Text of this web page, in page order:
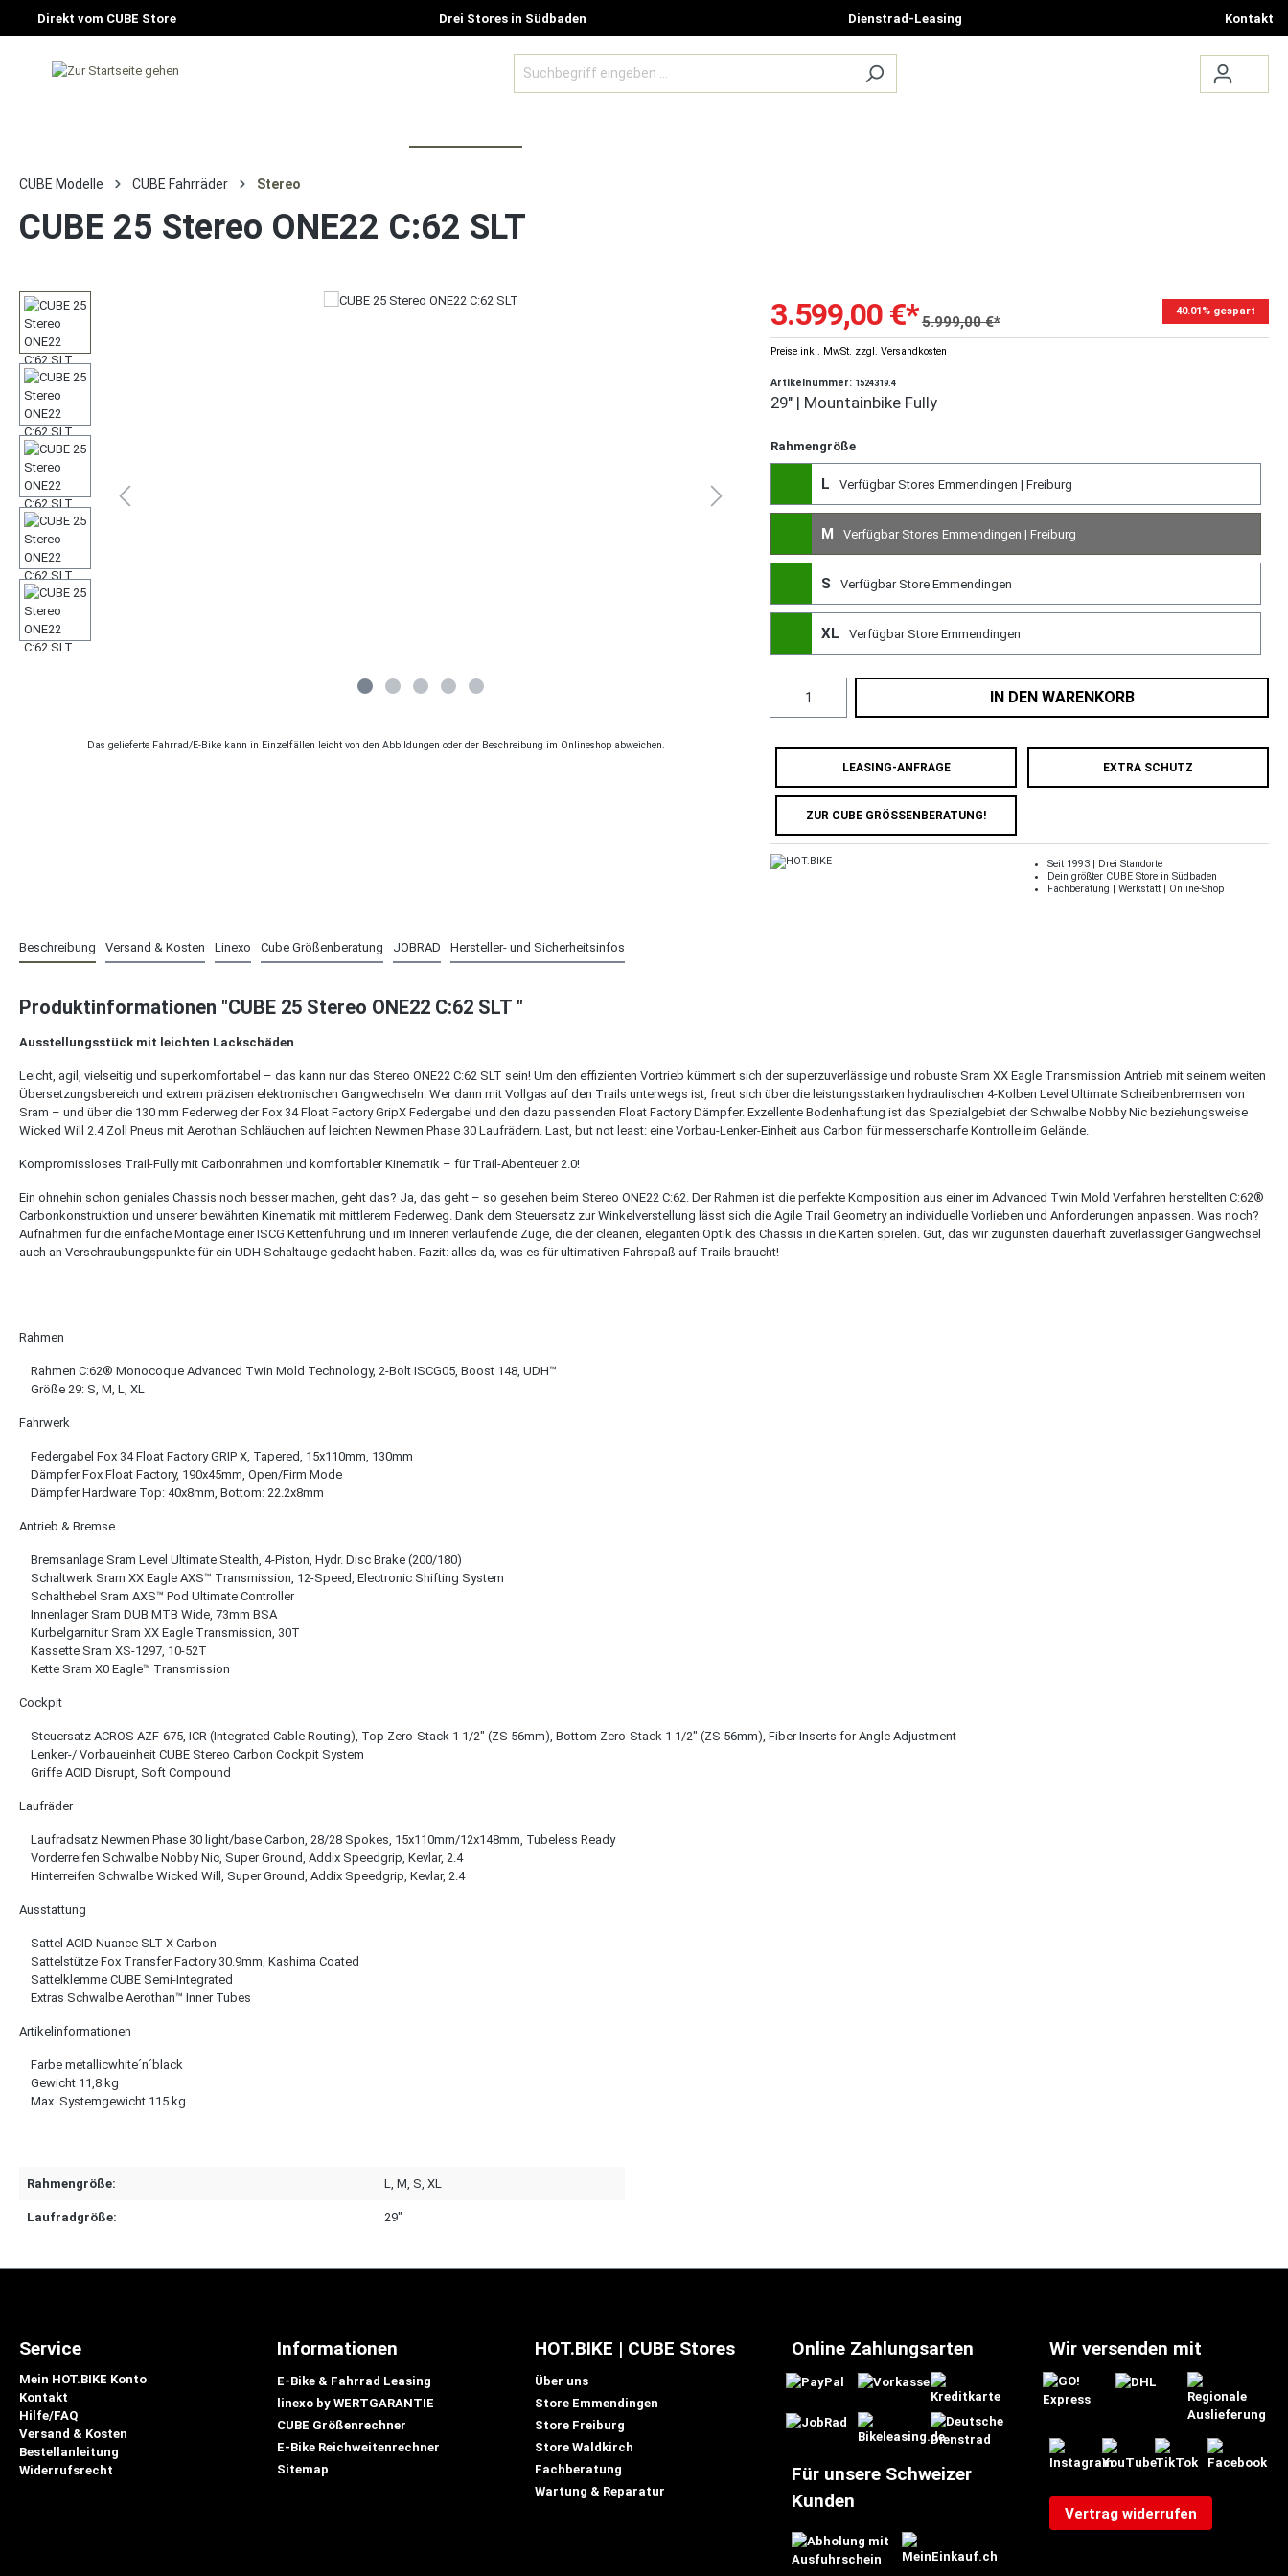
Direkt vom CUBE Store Drei Stores in Südbaden Dienstrad-Leasing Kontakt
CUBE Modelle CUBE Fahrräder Stereo
CUBE 25 Stereo ONE22 C:62 SLT
Das gelieferte Fahrrad/E-Bike kann in Einzelfällen leicht von den Abbildungen oder der Beschreibung im Onlineshop abweichen.
3.599,00 €*5.999,00 €*
40.01% gespart
Preise inkl. MwSt. zzgl. Versandkosten
Artikelnummer: 1524319.4
29" | Mountainbike Fully
Rahmengröße
L Verfügbar Stores Emmendingen | Freiburg
M Verfügbar Stores Emmendingen | Freiburg
S Verfügbar Store Emmendingen
XL Verfügbar Store Emmendingen
IN DEN WARENKORB
LEASING-ANFRAGE EXTRA SCHUTZ
ZUR CUBE GRÖSSENBERATUNG!
Seit 1993 | Drei Standorte
Dein größter CUBE Store in Südbaden
Fachberatung | Werkstatt | Online-Shop
Beschreibung Versand & Kosten Linexo Cube Größenberatung JOBRAD Hersteller- und Sicherheitsinfos
Produktinformationen "CUBE 25 Stereo ONE22 C:62 SLT "
Ausstellungsstück mit leichten Lackschäden
Leicht, agil, vielseitig und superkomfortabel – das kann nur das Stereo ONE22 C:62 SLT sein! Um den effizienten Vortrieb kümmert sich der superzuverlässige und robuste Sram XX Eagle Transmission Antrieb mit seinem weiten
Übersetzungsbereich und extrem präzisen elektronischen Gangwechseln. Wer dann mit Vollgas auf den Trails unterwegs ist, freut sich über die leistungsstarken hydraulischen 4-Kolben Level Ultimate Scheibenbremsen von
Sram – und über die 130 mm Federweg der Fox 34 Float Factory GripX Federgabel und den dazu passenden Float Factory Dämpfer. Exzellente Bodenhaftung ist das Spezialgebiet der Schwalbe Nobby Nic beziehungsweise
Wicked Will 2.4 Zoll Pneus mit Aerothan Schläuchen auf leichten Newmen Phase 30 Laufrädern. Last, but not least: eine Vorbau-Lenker-Einheit aus Carbon für messerscharfe Kontrolle im Gelände.
Kompromissloses Trail-Fully mit Carbonrahmen und komfortabler Kinematik – für Trail-Abenteuer 2.0!
Ein ohnehin schon geniales Chassis noch besser machen, geht das? Ja, das geht – so gesehen beim Stereo ONE22 C:62. Der Rahmen ist die perfekte Komposition aus einer im Advanced Twin Mold Verfahren herstellten C:62®
Carbonkonstruktion und unserer bewährten Kinematik mit mittlerem Federweg. Dank dem Steuersatz zur Winkelverstellung lässt sich die Agile Trail Geometry an individuelle Vorlieben und Anforderungen anpassen. Was noch?
Aufnahmen für die einfache Montage einer ISCG Kettenführung und im Inneren verlaufende Züge, die der cleanen, eleganten Optik des Chassis in die Karten spielen. Gut, das wir zugunsten dauerhaft zuverlässiger Gangwechsel
auch an Verschraubungspunkte für ein UDH Schaltauge gedacht haben. Fazit: alles da, was es für ultimativen Fahrspaß auf Trails braucht!
Rahmen
Rahmen C:62® Monocoque Advanced Twin Mold Technology, 2-Bolt ISCG05, Boost 148, UDH™
Größe 29: S, M, L, XL
Fahrwerk
Federgabel Fox 34 Float Factory GRIP X, Tapered, 15x110mm, 130mm
Dämpfer Fox Float Factory, 190x45mm, Open/Firm Mode
Dämpfer Hardware Top: 40x8mm, Bottom: 22.2x8mm
Antrieb & Bremse
Bremsanlage Sram Level Ultimate Stealth, 4-Piston, Hydr. Disc Brake (200/180)
Schaltwerk Sram XX Eagle AXS™ Transmission, 12-Speed, Electronic Shifting System
Schalthebel Sram AXS™ Pod Ultimate Controller
Innenlager Sram DUB MTB Wide, 73mm BSA
Kurbelgarnitur Sram XX Eagle Transmission, 30T
Kassette Sram XS-1297, 10-52T
Kette Sram X0 Eagle™ Transmission
Cockpit
Steuersatz ACROS AZF-675, ICR (Integrated Cable Routing), Top Zero-Stack 1 1/2" (ZS 56mm), Bottom Zero-Stack 1 1/2" (ZS 56mm), Fiber Inserts for Angle Adjustment
Lenker-/ Vorbaueinheit CUBE Stereo Carbon Cockpit System
Griffe ACID Disrupt, Soft Compound
Laufräder
Laufradsatz Newmen Phase 30 light/base Carbon, 28/28 Spokes, 15x110mm/12x148mm, Tubeless Ready
Vorderreifen Schwalbe Nobby Nic, Super Ground, Addix Speedgrip, Kevlar, 2.4
Hinterreifen Schwalbe Wicked Will, Super Ground, Addix Speedgrip, Kevlar, 2.4
Ausstattung
Sattel ACID Nuance SLT X Carbon
Sattelstütze Fox Transfer Factory 30.9mm, Kashima Coated
Sattelklemme CUBE Semi-Integrated
Extras Schwalbe Aerothan™ Inner Tubes
Artikelinformationen
Farbe metallicwhite´n´black
Gewicht 11,8 kg
Max. Systemgewicht 115 kg
Rahmengröße: L, M, S, XL
Laufradgröße: 29"
Service
Mein HOT.BIKE Konto
Kontakt
Hilfe/FAQ
Versand & Kosten
Bestellanleitung
Widerrufsrecht
Informationen
E-Bike & Fahrrad Leasing
linexo by WERTGARANTIE
CUBE Größenrechner
E-Bike Reichweitenrechner
Sitemap
HOT.BIKE | CUBE Stores
Über uns
Store Emmendingen
Store Freiburg
Store Waldkirch
Fachberatung
Wartung & Reparatur
Online Zahlungsarten
Für unsere Schweizer
Kunden
Wir versenden mit
Vertrag widerrufen